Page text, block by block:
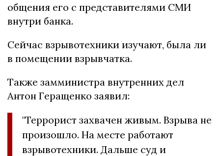
общения его с представителями СМИ
внутри банка.
Сейчас взрывотехники изучают, была ли
в помещении взрывчатка.
Также замминистра внутренних дел
Антон Геращенко заявил:
"Террорист захвачен живым. Взрыва не
произошло. На месте работают
взрывотехники. Дальше суд и